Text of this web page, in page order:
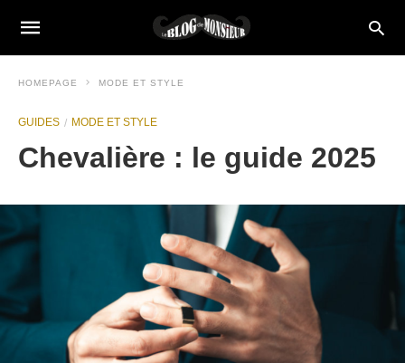
HOMEPAGE MODE ET STYLE
GUIDES MODE ET STYLE
Chevalière : le guide 2025